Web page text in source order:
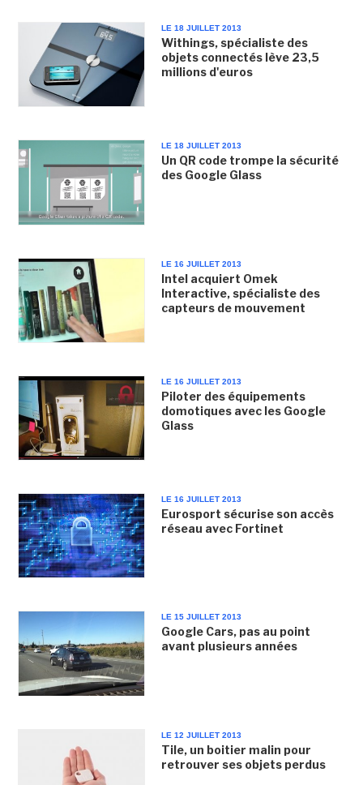
LE 18 JUILLET 2013
Withings, spécialiste des
objets connectés lève 23,5
millions d'euros
LE 18 JUILLET 2013
Un QR code trompe la sécurité
des Google Glass
LE 16 JUILLET 2013
Intel acquiert Omek
Interactive, spécialiste des
capteurs de mouvement
LE 16 JUILLET 2013
Piloter des équipements
domotiques avec les Google
Glass
LE 16 JUILLET 2013
Eurosport sécurise son accès
réseau avec Fortinet
LE 15 JUILLET 2013
Google Cars, pas au point
avant plusieurs années
LE 12 JUILLET 2013
Tile, un boitier malin pour
retrouver ses objets perdus